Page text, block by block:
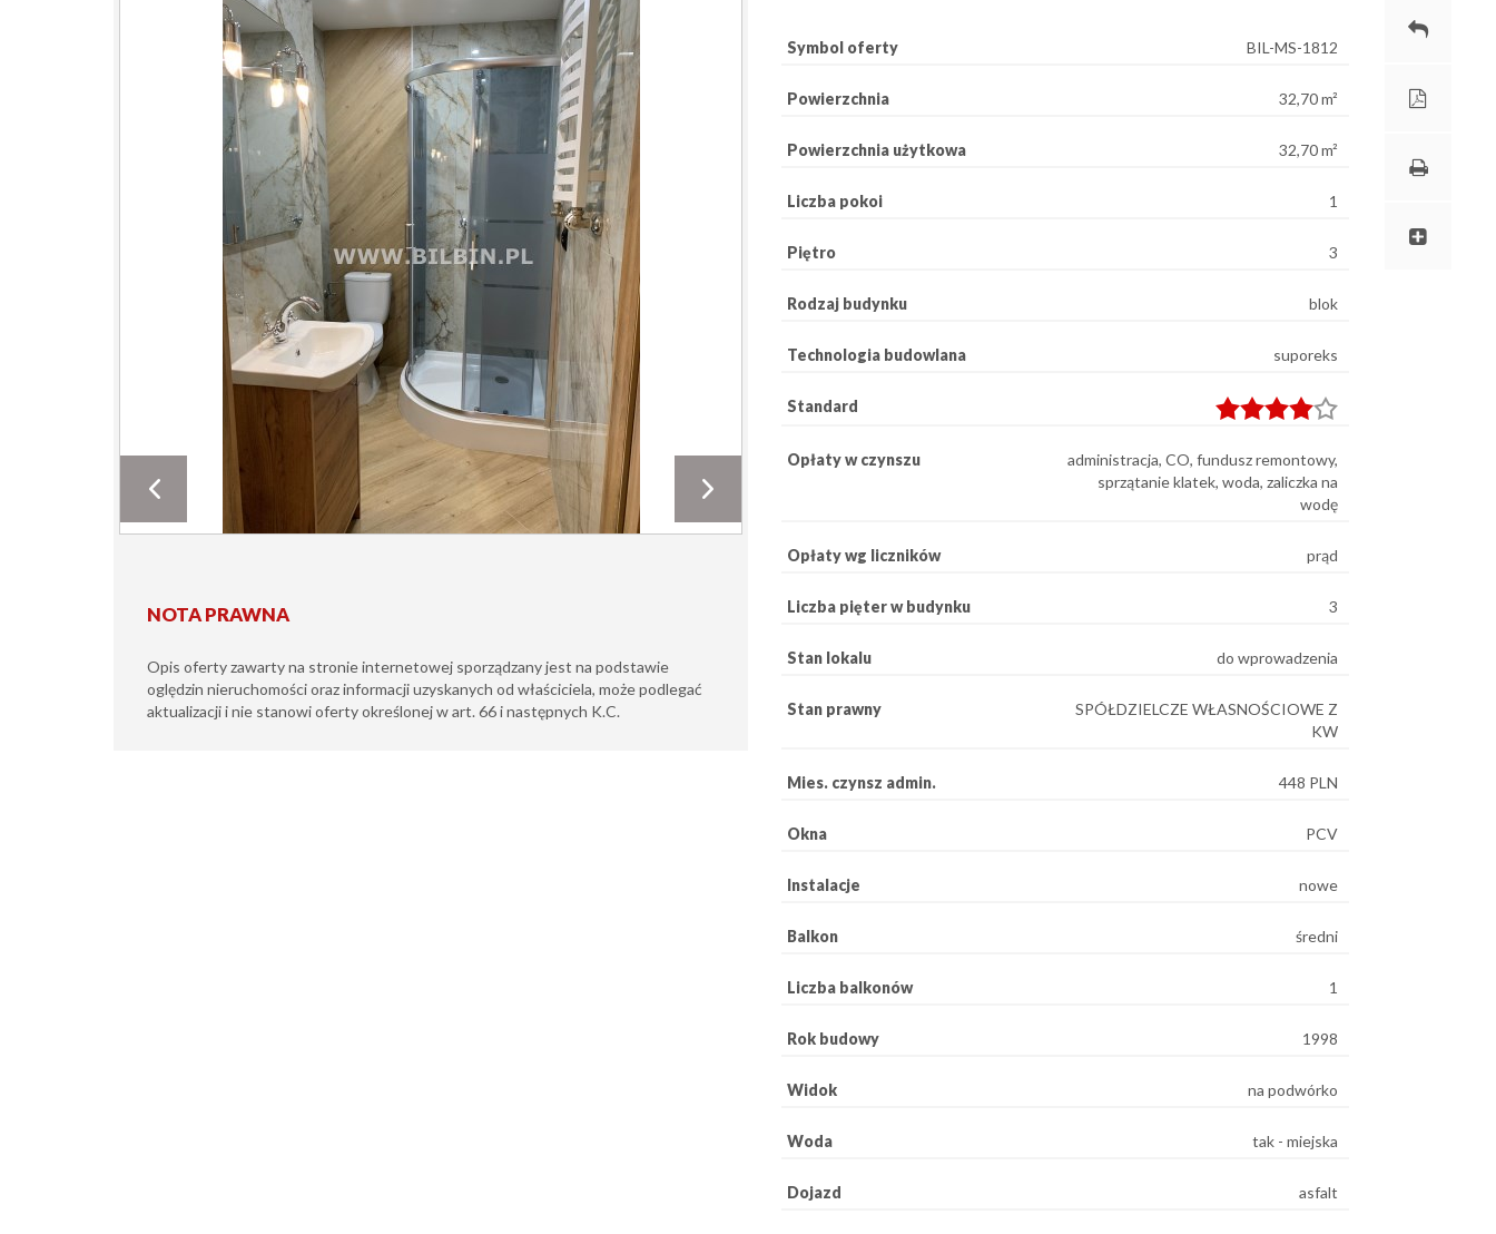
NOTA PRAWNA
Opis oferty zawarty na stronie internetowej sporządzany jest na podstawie
oględzin nieruchomości oraz informacji uzyskanych od właściciela, może podlegać
aktualizacji i nie stanowi oferty określonej w art. 66 i następnych K.C.
Symbol oferty BIL-MS-1812
Powierzchnia 32,70 m²
Powierzchnia użytkowa 32,70 m²
Liczba pokoi 1
Piętro 3
Rodzaj budynku blok
Technologia budowlana suporeks
Standard
Opłaty w czynszu
administracja, CO, fundusz remontowy,
sprzątanie klatek, woda, zaliczka na
wodę
Opłaty wg liczników prąd
Liczba pięter w budynku 3
Stan lokalu do wprowadzenia
Stan prawny
SPÓŁDZIELCZE WŁASNOŚCIOWE Z
KW
Mies. czynsz admin. 448 PLN
Okna PCV
Instalacje nowe
Balkon średni
Liczba balkonów 1
Rok budowy 1998
Widok na podwórko
Woda tak - miejska
Dojazd asfalt